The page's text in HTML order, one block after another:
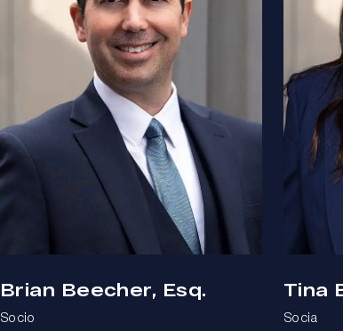
Brian Beecher, Esq.
Socio
Tina
Socia